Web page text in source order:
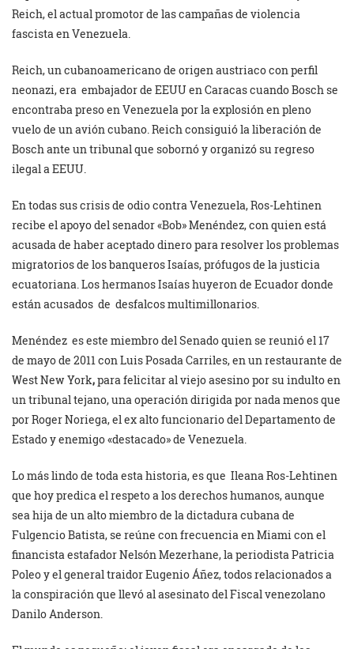
Reich, el actual promotor de las campañas de violencia
fascista en Venezuela.
Reich, un cubanoamericano de origen austriaco con perfil
neonazi, era embajador de EEUU en Caracas cuando Bosch se
encontraba preso en Venezuela por la explosión en pleno
vuelo de un avión cubano.Reich consiguió la liberación de
Boschante un tribunal que sobornó y organizó su regreso
ilegal a EEUU.
En todas sus crisis de odio contra Venezuela, Ros-Lehtinen
recibe el apoyo del senador «Bob» Menéndez, con quien está
acusada de haber aceptado dinero para resolver los problemas
migratorios de los banqueros Isaías, prófugos de la justicia
ecuatoriana. Los hermanos Isaías huyeron de Ecuador donde
estánacusados de desfalcos multimillonarios.
Menéndez es este miembro del Senado quien se reunió el 17
de mayo de 2011 con Luis Posada Carriles, en un restaurante de
West New York,para felicitar al viejo asesino por su indulto en
un tribunal tejano, una operación dirigida por nada menos que
por Roger Noriega, el ex alto funcionario del Departamento de
Estado y enemigo «destacado» de Venezuela.
Lo más lindo de toda esta historia, es que Ileana Ros-Lehtinen
que hoy predica el respeto a los derechos humanos, aunque
sea hija de un alto miembro de la dictadura cubana de
Fulgencio Batista, se reúne con frecuencia en Miami con el
financista estafador NelsónMezerhane, la periodista Patricia
Poleoy el general traidor Eugenio Áñez, todos relacionados a
la conspiración que llevó al asesinato del Fiscal venezolano
Danilo Anderson.